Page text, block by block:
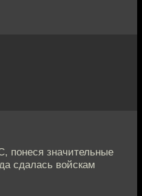
понеся значительные
сдалась войскам